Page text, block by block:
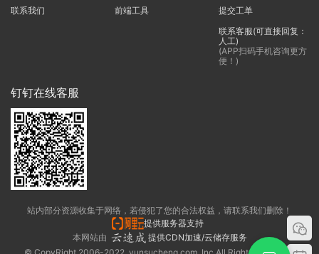
联系我们
前端工具
提交工单
联系客服(可直接回复：
人工)
(APP扫码手机咨询更方
便！)
钉钉在线客服
站内部分资源收集于网络，若侵犯了您的合法权益，请联系我们删除！
提供服务器支持
本网站由
提供CDN加速/云储存服务